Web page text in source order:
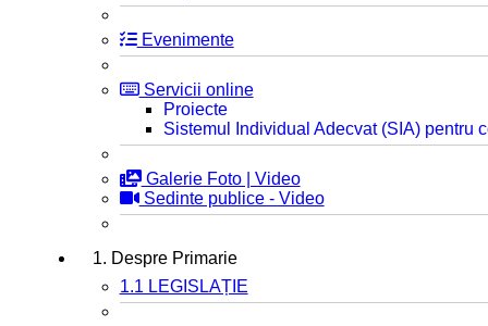
Evenimente
Servicii online
Proiecte
Sistemul Individual Adecvat (SIA) pentru
Galerie Foto | Video
Sedinte publice - Video
1. Despre Primarie
1.1 LEGISLAȚIE